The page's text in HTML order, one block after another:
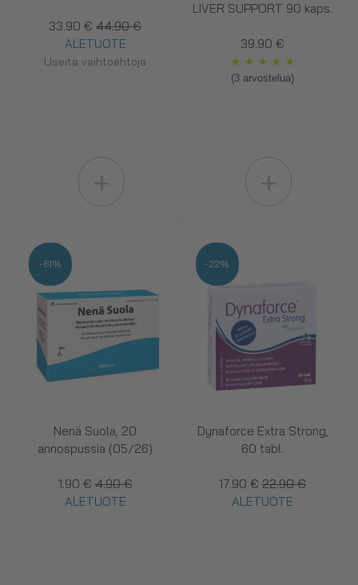
33.90 € 44.90 €
ALETUOTE
Useita vaihtoehtoja
LIVER SUPPORT 90 kaps.
39.90 €
★ ★ ★ ★ ★
(3 arvostelua)
Nenä Suola, 20
annospussia (05/26)
1.90 € 4.90 €
ALETUOTE
-61%
Dynaforce Extra Strong,
60 tabl.
17.90 € 22.90 €
ALETUOTE
-22%